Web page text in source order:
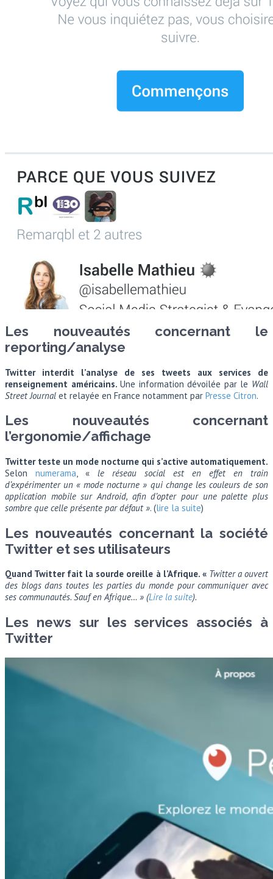
Les nouveautés concernant le
reporting/analyse
Twitter interdit l’analyse de ses tweets aux services de
renseignement américains.Une information dévoilée par le Wall
Street Journal et relayée en France notamment par Presse Citron.
Les nouveautés concernant
l’ergonomie/affichage
Twitter teste un mode nocturne qui s’active automatiquement.
Selon numerama, « le réseau social est en effet en train
d’expérimenter un « mode nocturne » qui change les couleurs de son
application mobile sur Android, afin d’opter pour une palette plus
sombre que celle présente par défaut ». (lire la suite)
Les nouveautés concernant la société
Twitter et ses utilisateurs
Quand Twitter fait la sourde oreille à l’Afrique. « Twitter a ouvert
des blogs dans toutes les parties du monde pour communiquer avec
ses communautés. Sauf en Afrique… » (Lire la suite).
Les news sur les services associés à
Twitter